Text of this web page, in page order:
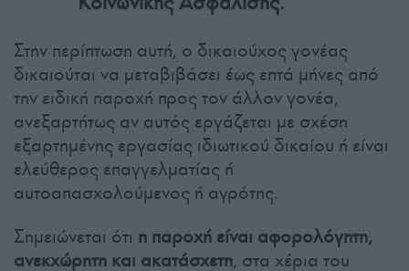
Στην περίπτωση αυτή, ο δικαιούχος γονέας
δικαιούται να μεταβιβάσει έως επτά μήνες από
την ειδική παροχή προς τον άλλον γονέα,
ανεξαρτήτως αν αυτός εργάζεται με σχέση
εξαρτημένης εργασίας ιδιωτικού δικαίου ή είναι
ελεύθερος επαγγελματίας ή
αυτοαπασχολούμενος ή αγρότης.
Σημειώνεται ότι η παροχή είναι αφορολόγητη,
ανεκχώρητη και ακατάσχετη, στα χέρια του